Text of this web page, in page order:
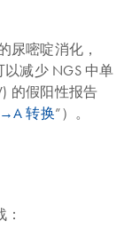
尿嘧啶消化，
以减少 NGS 中单
的假阳性报告
转换”）。